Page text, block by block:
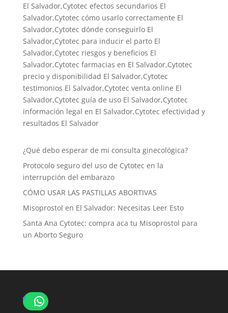
El Salvador,Cytotec efectos secundarios El
Salvador,Cytotec cómo usarlo correctamente El
Salvador,Cytotec dónde conseguirlo El
Salvador,Cytotec para inducir el parto El
Salvador,Cytotec riesgos y beneficios El
Salvador,Cytotec farmacias en El Salvador,Cytotec
precio y disponibilidad El Salvador,Cytotec
testimonios El Salvador,Cytotec venta online El
Salvador,Cytotec guía de uso El Salvador,Cytotec
información legal en El Salvador,Cytotec efectividad y
resultados El Salvador
¿Qué debo esperar de mi consulta ginecológica?
Protocolo seguro del uso de Cytotec en la
interrupción del embarazo
CÓMO USAR LAS PASTILLAS ABORTIVAS
Misoprostol en El Salvador: Necesitas Leer Esto
Santa Ana Cytotec: compra aca tu Misoprostol para
un Aborto Seguro
WhatsApp